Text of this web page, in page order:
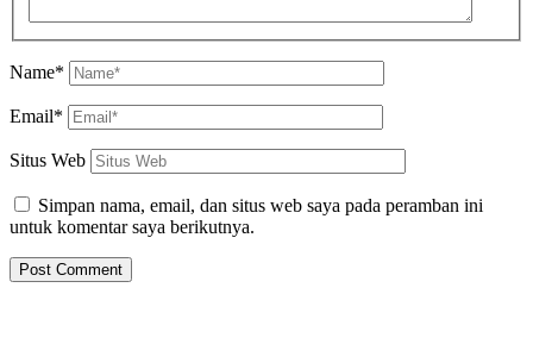
Name*
Email*
Situs Web
Simpan nama, email, dan situs web saya pada peramban ini
untuk komentar saya berikutnya.